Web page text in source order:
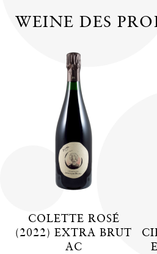
WEINE DES
COLETTE ROSÉ
(2022) EXTRA BRUT
AC